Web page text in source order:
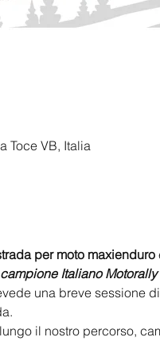
Toce VB, Italia
per moto maxienduro
campione Italiano Motorally
una breve sessione
il nostro percorso,